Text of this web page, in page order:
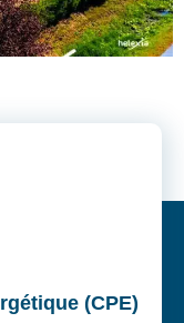
(CPE)